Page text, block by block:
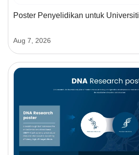
Poster Penyelidikan untuk Universiti
Aug 7, 2026